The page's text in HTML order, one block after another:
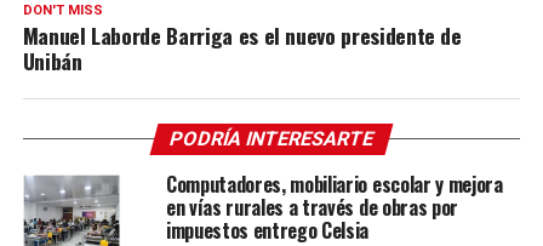
DON'T MISS
Manuel Laborde Barriga es el nuevo presidente de
Unibán
PODRÍA INTERESARTE
Computadores, mobiliario escolar y mejora
en vías rurales a través de obras por
impuestos entrego Celsia